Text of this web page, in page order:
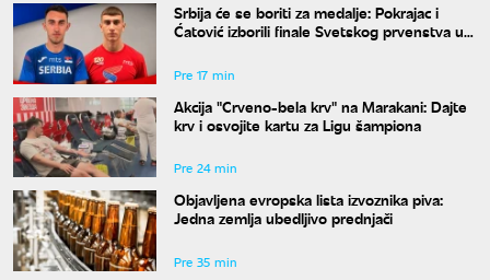
Srbija će se boriti za medalje: Pokrajac i
Ćatović izborili finale Svetskog prvenstva u
Pre 17 min
Akcija "Crveno-bela krv" na Marakani: Dajte
krv i osvojite kartu za Ligu šampiona
Pre 24 min
Objavljena evropska lista izvoznika piva:
Jedna zemlja ubedljivo prednjači
Pre 35 min